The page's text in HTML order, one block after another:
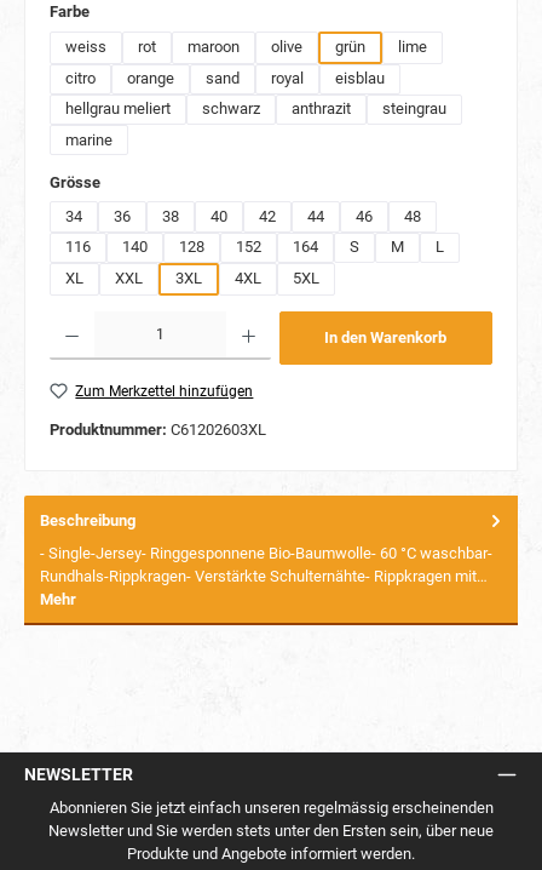
Farbeauswählen
weiss
rot maroon olive grün
lime
citro
orange sand royal
eisblau
hellgrau meliert
schwarz anthrazit
steingrau
marine
Grösseauswählen
34
36 38 40 42 44 46
48
116
140 128 152 164 S M
L
XL
XXL 3XL 4XL 5XL
In den Warenkorb
Zum Merkzettel hinzufügen
Produktnummer: C61202603XL
Beschreibung
- Single-Jersey- Ringgesponnene Bio-Baumwolle- 60 °C waschbar-
Rundhals-Rippkragen- Verstärkte Schulternähte- Rippkragen mit…
Mehr
NEWSLETTER
Abonnieren Sie jetzt einfach unseren regelmässig erscheinenden
Newsletter und Sie werden stets unter den Ersten sein, über neue
Produkte und Angebote informiert werden.